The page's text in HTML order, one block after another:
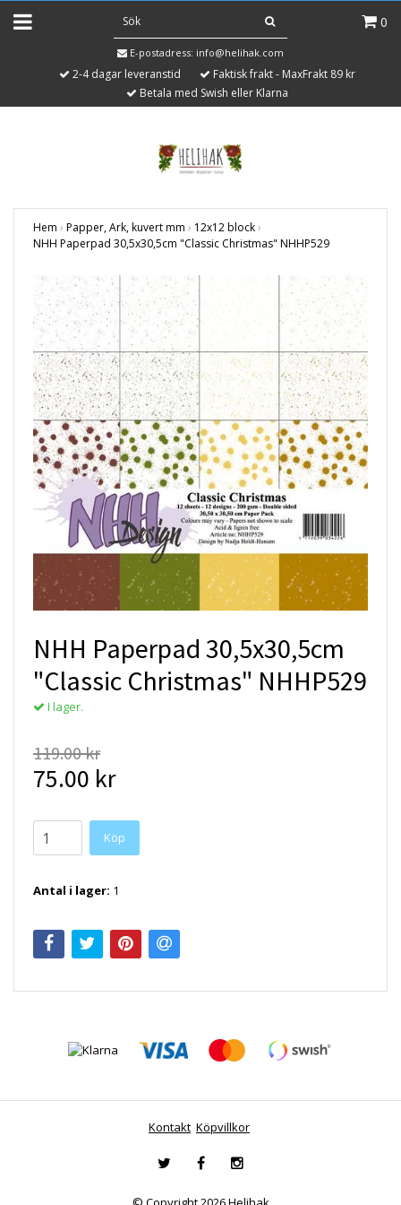
0
E-postadress: info@helihak.com
2-4 dagar leveranstid
Faktisk frakt - MaxFrakt 89 kr
Betala med Swish eller Klarna
Hem › Papper, Ark, kuvert mm › 12x12 block›
NHH Paperpad 30,5x30,5cm "Classic Christmas" NHHP529
NHH Paperpad 30,5x30,5cm
"Classic Christmas" NHHP529
I lager.
119.00 kr
75.00 kr
Antal i lager: 1
Kontakt Köpvillkor